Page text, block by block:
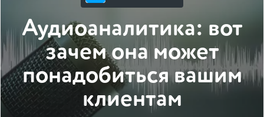
Аудиоаналитика: вот
зачем она может
понадобиться вашим
клиентам